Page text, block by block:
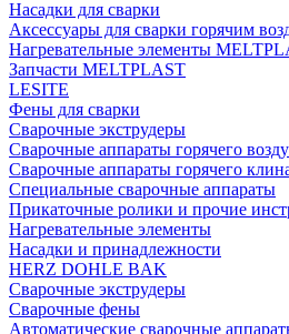
Насадки для сварки
Аксессуары для сварки горячим
Нагревательные элементы
Запчасти MELTPLAST
LESITE
Фены для сварки
Сварочные экструдеры
Сварочные аппараты горячего
Сварочные аппараты горячего
Специальные сварочные аппараты
Прикаточные ролики и прочие
Нагревательные элементы
Насадки и принадлежности
HERZ DOHLE BAK
Сварочные экструдеры
Сварочные фены
Автоматические сварочные